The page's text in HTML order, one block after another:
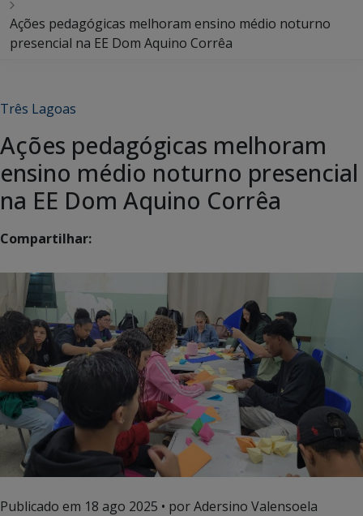
Ações pedagógicas melhoram ensino médio noturno
presencial na EE Dom Aquino Corrêa
Três Lagoas
Ações pedagógicas melhoram
ensino médio noturno presencial
na EE Dom Aquino Corrêa
Compartilhar:
Publicado em 18 ago 2025 • por Adersino Valensoela